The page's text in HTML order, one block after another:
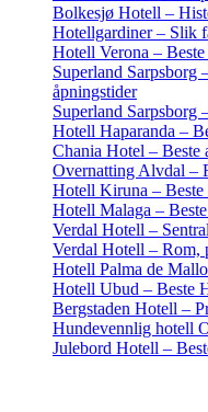
Bolkesjø Hotell –
Hotellgardiner – Slik
Hotell Verona –
Superland Sarpsborg
åpningstider
Superland Sarpsborg
Hotell Haparanda –
Chania Hotel – Beste
Overnatting Alvdal –
Hotell Kiruna – Beste
Hotell Malaga –
Verdal Hotell –
Verdal Hotell – Rom,
Hotell Palma de
Hotell Ubud – Beste
Bergstaden Hotell –
Hundevennlig hotell
Julebord Hotell –